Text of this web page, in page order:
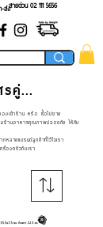
สายด่วน 02 ​111 5656
-ส่ง
คู่...
องเข้าร้าน หรือ ซื้อไปขาย
มร้านอาหารคุณภาพปลอดภัย ให้กับ
ลายแบรนด์ลูกค้าที่ไว้ใจเรา
รื่องครัวกับเรา